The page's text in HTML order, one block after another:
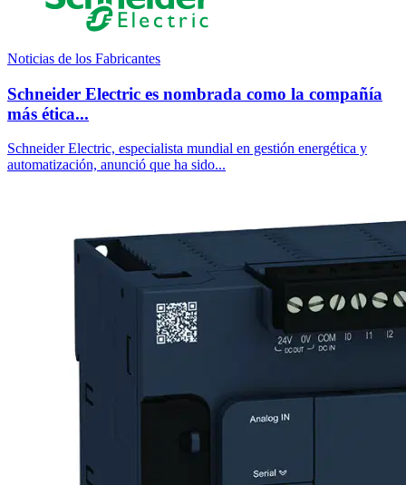
Noticias de los Fabricantes
Schneider Electric es nombrada como la compañía
más ética...
Schneider Electric, especialista mundial en gestión energética y
automatización, anunció que ha sido...